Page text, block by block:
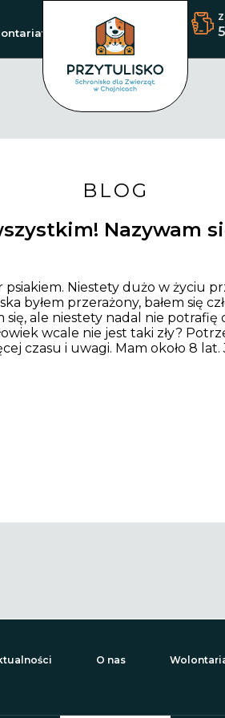
BLOG
Nazywam
Niestety dużo w życiu
byłem przerażony, bałem się
ale niestety nadal nie potrafię
wcale nie jest taki zły?
czasu i uwagi. Mam około 8
O nas